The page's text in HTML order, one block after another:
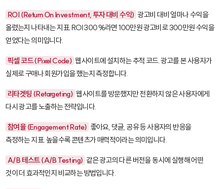
ROI (Return On Investment, 투자 대비 수익) 광고비 대비 얼마나 수익을
올렸는지 나타내는 지표. ROI 300%라면 100만원 광고비로 300만원 수익을
얻었다는 의미입니다.
픽셀 코드 (Pixel Code) 웹사이트에 설치하는 추적 코드. 광고를 본 사용자가
실제로 구매나 회원가입을 했는지 측정합니다.
리타겟팅 (Retargeting) 웹사이트를 방문했지만 전환하지 않은 사용자에게
다시 광고를 노출하는 전략입니다.
참여율 (Engagement Rate) 좋아요, 댓글, 공유 등 사용자의 반응을
측정하는 지표. 높을수록 콘텐츠가 매력적이라는 의미입니다.
A/B 테스트 (A/B Testing) 같은 광고의 다른 버전을 동시에 실행해 어떤
것이 더 효과적인지 비교하는 방법입니다.